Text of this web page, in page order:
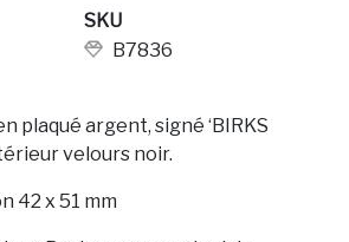
SKU
B7836
plaqué argent, signé ‘BIRKS
velours noir.
42 x 51 mm